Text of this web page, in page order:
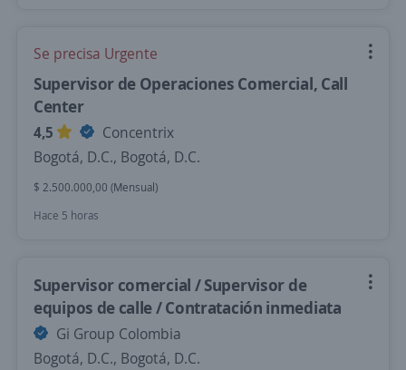
Se precisa Urgente
Supervisor de Operaciones Comercial, Call
Center
4,5
Concentrix
Bogotá, D.C., Bogotá, D.C.
$ 2.500.000,00 (Mensual)
Hace 5 horas
Supervisor comercial / Supervisor de
equipos de calle / Contratación inmediata
Gi Group Colombia
Bogotá, D.C., Bogotá, D.C.